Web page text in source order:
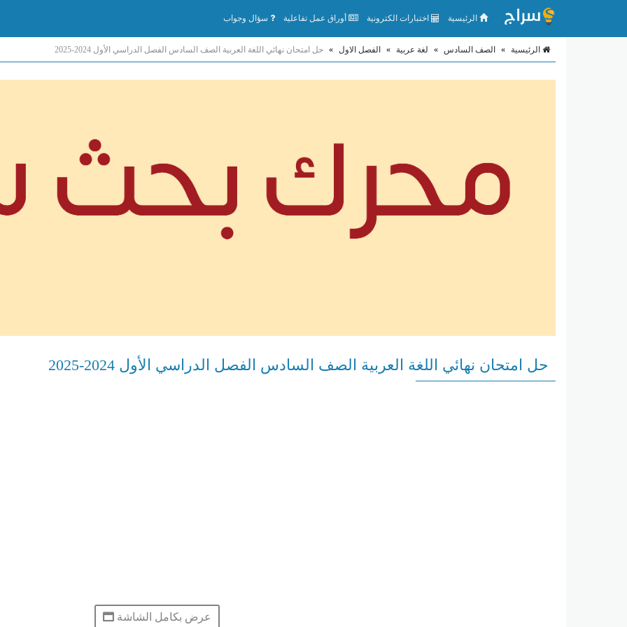
الرئيسية اختبارات الكترونية أوراق عمل تفاعلية سؤال وجواب
الرئيسية » الصف السادس » لغة عربية » الفصل الاول » حل امتحان نهائي اللغة العربية الصف السادس الفصل الدراسي الأول 2024-2025
حل امتحان نهائي اللغة العربية الصف السادس الفصل الدراسي الأول 2024-2025
عرض بكامل الشاشة